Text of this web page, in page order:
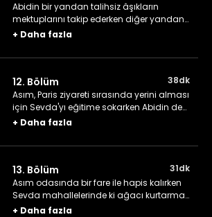
Abidin bir yandan talihsiz âşıkların
mektuplarını takip ederken diğer yandan
da Sevda'nın babasının, dairesini kiraya
+ Daha fazla
12. Bölüm
38dk
Asım, Paris ziyareti sırasında yerini alması
için Sevda'yı eğitime sokarken Abidin de
kan davalısı tarafından takip
yardım eder.
+ Daha fazla
13. Bölüm
31dk
Asım odasında bir fare ile hapis kalırken
Sevda mahallelerinde ki ağacı kurtarmak
isteyen bir grup ile ilgili haber yapmaya
+ Daha fazla